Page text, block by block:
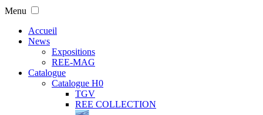
Menu
Accueil
News
Expositions
REE-MAG
Catalogue
Catalogue H0
TGV
REE COLLECTION